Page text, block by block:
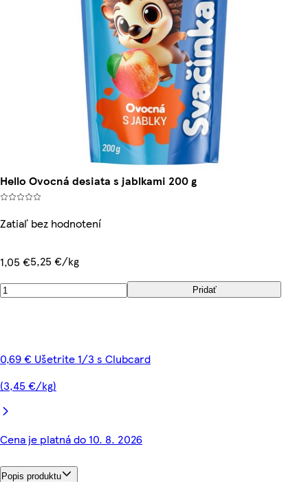
Hello Ovocná desiata s jablkami 200 g
Zatiaľ bez hodnotení
1,05 €5,25 €/kg
Pridať
0,69 € Ušetrite 1/3 s Clubcard
(3,45 €/kg)
Cena je platná do 10. 8. 2026
Popis produktu